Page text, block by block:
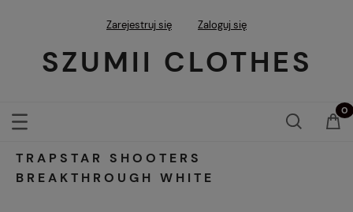
Zarejestruj się Zaloguj się
SZUMII CLOTHES
TRAPSTAR SHOOTERS
BREAKTHROUGH WHITE